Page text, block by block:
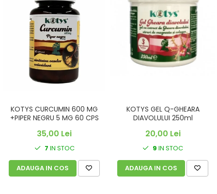
KOTYS CURCUMIN 600 MG
+PIPER NEGRU 5 MG 60 CPS
35,00 Lei
7 IN STOC
ADAUGA IN COS
KOTYS GEL Q-GHEARA
DIAVOLULUI 250ml
20,00 Lei
9 IN STOC
ADAUGA IN COS